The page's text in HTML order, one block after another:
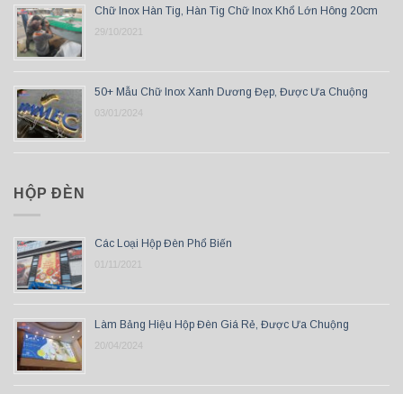
Chữ Inox Hàn Tig, Hàn Tig Chữ Inox Khổ Lớn Hông 20cm
29/10/2021
50+ Mẫu Chữ Inox Xanh Dương Đẹp, Được Ưa Chuộng
03/01/2024
HỘP ĐÈN
Các Loại Hộp Đèn Phổ Biến
01/11/2021
Làm Bảng Hiệu Hộp Đèn Giá Rẻ, Được Ưa Chuộng
20/04/2024